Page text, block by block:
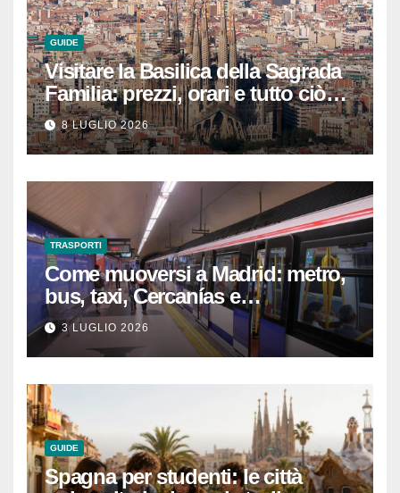
GUIDE
Visitare la Basilica della Sagrada
Familia: prezzi, orari e tutto ciò
che devi sapere per
un’esperienza indimenticabile
8 LUGLIO 2026
TRASPORTI
Come muoversi a Madrid: metro,
bus, taxi, Cercanías e
abbonamenti turistici
3 LUGLIO 2026
GUIDE
Spagna per studenti: le città